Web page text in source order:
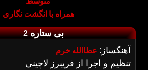
همراه با انگشت نگاری
بی ستاره 2
آهنگساز: عطاالله خرم
تنظیم و اجرا از فریبرز لاچینی